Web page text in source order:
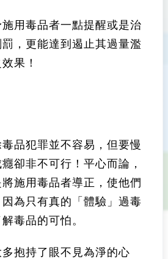
用毒品者一點提醒或是治
，更能達到遏止其過量濫
果！
品犯罪並不容易，但要慢
卻非不可行！平心而論，
施用毒品者導正，使他們
為只有真的「體驗」過毒
毒品的可怕。
抱持了眼不見為淨的心